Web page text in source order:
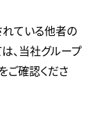
れている他者の
、当社グループ
ご確認くださ